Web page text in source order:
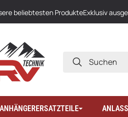
beliebtesten ProdukteExklusiv
SUCHEN
ANHÄNGERERSATZTEILE